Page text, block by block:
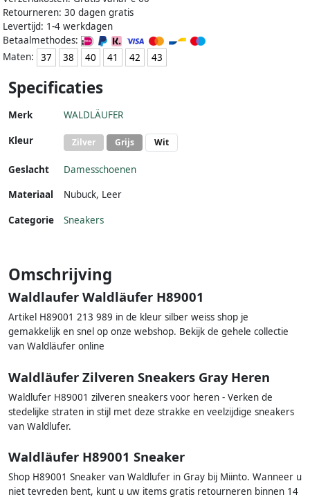
Retourneren: 30 dagen gratis
Levertijd: 1-4 werkdagen
Betaalmethodes:
Maten:
37 38 40 41 42 43
Specificaties
Merk WALDLÄUFER
Kleur Zilver Grijs Wit
Geslacht
Damesschoenen
Materiaal
Nubuck, Leer
Categorie Sneakers
Omschrijving
Waldlaufer Waldläufer H89001
Artikel H89001 213 989 in de kleur silber weiss shop je
gemakkelijk en snel op onze webshop. Bekijk de gehele collectie
van Waldläufer online
Waldläufer Zilveren Sneakers Gray Heren
Waldlufer H89001 zilveren sneakers voor heren - Verken de
stedelijke straten in stijl met deze strakke en veelzijdige sneakers
van Waldlufer.
Waldläufer H89001 Sneaker
Shop H89001 Sneaker van Waldlufer in Gray bij Miinto. Wanneer u
niet tevreden bent, kunt u uw items gratis retourneren binnen 14